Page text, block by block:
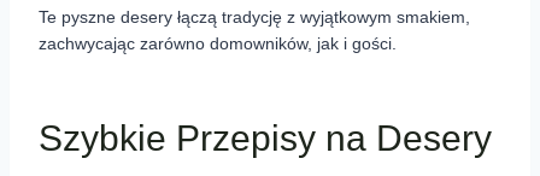
Te pyszne desery łączą tradycję z wyjątkowym smakiem,
zachwycając zarówno domowników, jak i gości.
Szybkie Przepisy na Desery